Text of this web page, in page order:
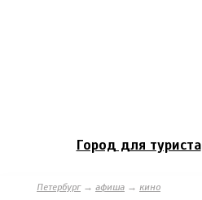
Город для туриста
Петербург→ афиша → кино